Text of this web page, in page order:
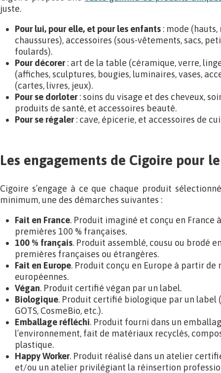
juste.
Pour lui, pour elle, et pour les enfants : mode
chaussures), accessoires (sous-vêtements, sacs,
foulards).
Pour décorer: art de la table (céramique, verre,
(affiches, sculptures, bougies, luminaires, vases,
(cartes, livres, jeux).
Pour se dorloter: soins du visage et des cheveux,
produits de santé, et accessoires beauté.
Pour se régaler: cave, épicerie, et accessoires de
Les engagements de Cigoire pour
Cigoire s’engage à ce que chaque produit
minimum, une des démarches suivantes :
Fait en France. Produit imaginé et conçu en France
premières 100 % françaises.
100 % français. Produit assemblé, cousu ou brodé
premières françaises ou étrangères.
Fait en Europe. Produit conçu en Europe à partir
européennes.
Végan. Produit certifié végan par un label.
Biologique. Produit certifié biologique par un label
GOTS, CosmeBio, etc.).
Emballage réfléchi. Produit fourni dans un
l’environnement, fait de matériaux recyclés,
plastique.
Happy Worker. Produit réalisé dans un atelier
et/ou un atelier privilégiant la réinsertion